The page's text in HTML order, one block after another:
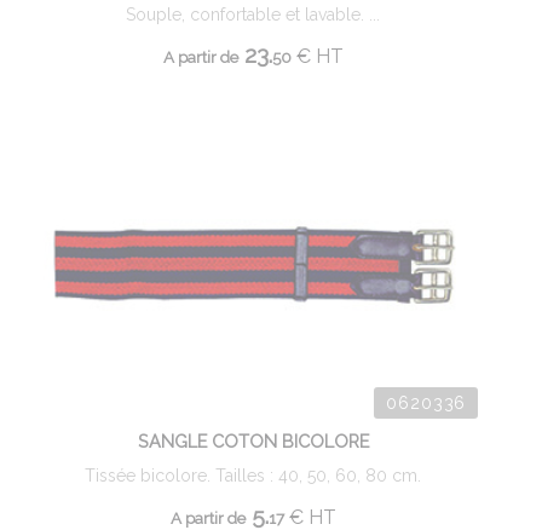
Souple, confortable et lavable. ...
A partir de23.50 €HT
0620336
SANGLE COTON BICOLORE
Tissée bicolore. Tailles : 40, 50, 60, 80 cm.
A partir de5.17 €HT